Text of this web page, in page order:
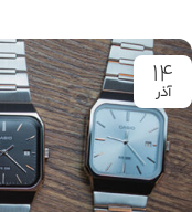
14
آذر